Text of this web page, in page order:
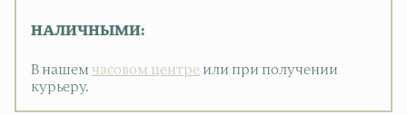
НАЛИЧНЫМИ:
В нашем часовом центре или при получении
курьеру.